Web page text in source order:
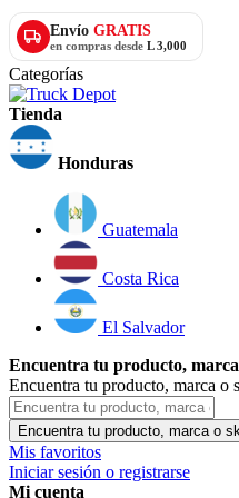
Envío GRATIS
en compras desde L 3,000
Categorías
Tienda
Honduras
Guatemala
Costa Rica
El Salvador
Encuentra tu producto,
Encuentra tu producto, marca o
Encuentra tu producto, marca o
Mis favoritos
Iniciar sesión o registrarse
Mi cuenta